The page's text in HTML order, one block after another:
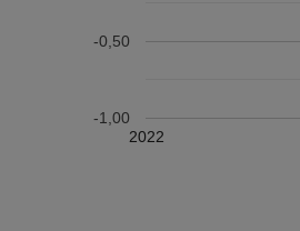
2022
-1,00
-0,50